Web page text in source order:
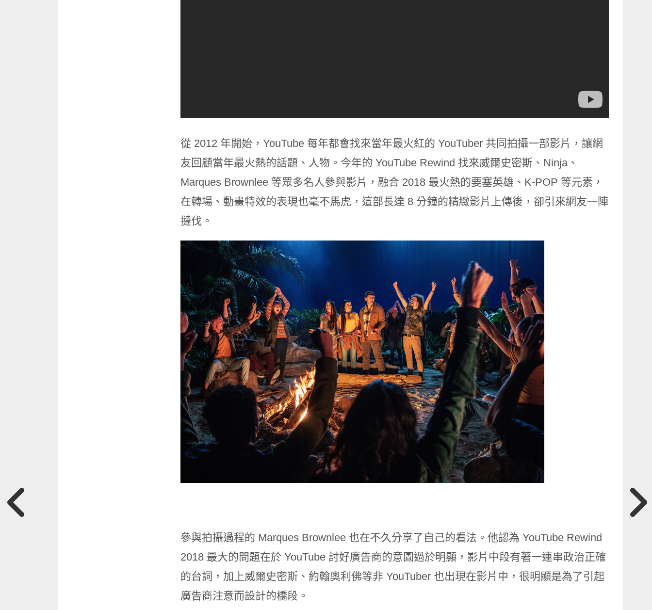
從 2012 年開始，YouTube 每年都會找來當年最火紅的 YouTuber 共同拍攝一部影片，讓網
友回顧當年最火熱的話題、人物。今年的 YouTube Rewind 找來威爾史密斯、Ninja、
Marques Brownlee 等眾多名人參與影片，融合 2018 最火熱的要塞英雄、K-POP 等元素，
在轉場、動畫特效的表現也毫不馬虎，這部長達 8 分鐘的精緻影片上傳後，卻引來網友一陣
撻伐。
參與拍攝過程的 Marques Brownlee 也在不久分享了自己的看法。他認為 YouTube Rewind
2018 最大的問題在於 YouTube 討好廣告商的意圖過於明顯，影片中段有著一連串政治正確
的台詞，加上威爾史密斯、約翰奧利佛等非 YouTuber 也出現在影片中，很明顯是為了引起
廣告商注意而設計的橋段。